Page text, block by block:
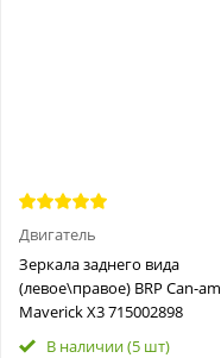
Двигатель
Зеркала заднего вида
(левое\правое) BRP Can-am
Maverick X3 715002898
В наличии(5 шт)